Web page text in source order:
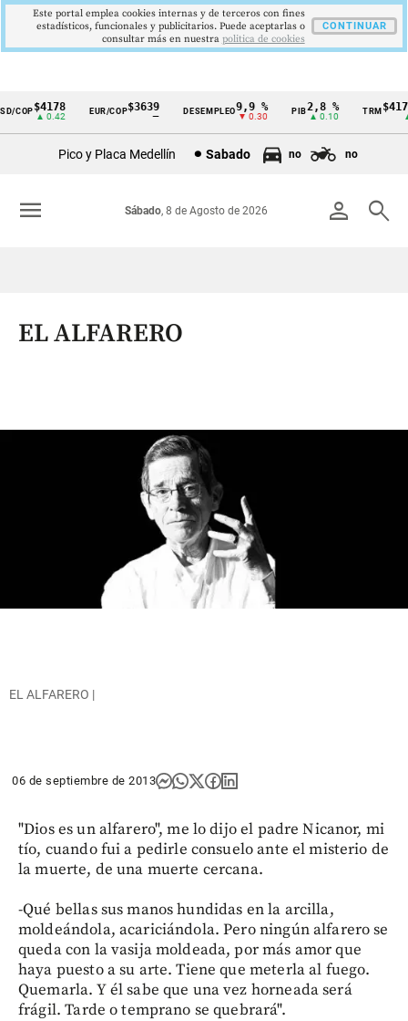
Cintillo
Colombia
COP$4178
▲ 0.42
EUR/COP$3639 DESEMPLEO 9,9 %
▼ 0.30
PIB2,8 %
▲ 0.10
TRM
▲
Pico y Placa Medellín Sabado no no
person search
Sábado, 8 de Agosto de 2026
menu
EL ALFARERO
EL ALFARERO |
06 de septiembre de 2013
"Dios es un alfarero", me lo dijo el padre Nicanor, mi
tío, cuando fui a pedirle consuelo ante el misterio de
la muerte, de una muerte cercana.
-Qué bellas sus manos hundidas en la arcilla,
moldeándola, acariciándola. Pero ningún alfarero se
queda con la vasija moldeada, por más amor que
haya puesto a su arte. Tiene que meterla al fuego.
Quemarla. Y él sabe que una vez horneada será
frágil. Tarde o temprano se quebrará".
Este portal emplea cookies internas y de terceros con fines
estadísticos, funcionales y publicitarios. Puede aceptarlas o
consultar más en nuestra politica de cookies
CONTINUAR